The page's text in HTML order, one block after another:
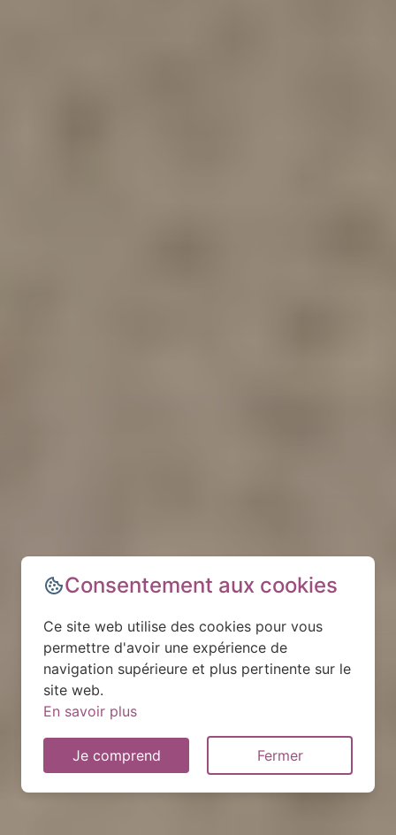
Consentement aux cookies
Ce site web utilise des cookies pour vous
permettre d'avoir une expérience de
navigation supérieure et plus pertinente sur le
site web.
En savoir plus
Je comprend Fermer